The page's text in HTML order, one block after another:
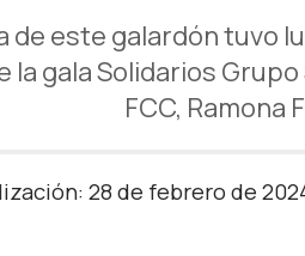
de este galardón tuvo
la gala Solidarios
FCC,
28 de febrero de